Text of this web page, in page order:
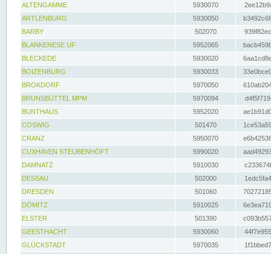
ALTENGAMME
5930070
ARTLENBURG
5930050
BARBY
502070
BLANKENESE UF
5952065
BLECKEDE
5930020
BOIZENBURG
5930033
BROKDORF
5970050
BRUNSBÜTTEL MPM
5970094
BUNTHAUS
5952020
COSWIG
501470
CRANZ
5950070
CUXHAVEN STEUBENHÖFT
5990020
DAMNATZ
5910030
DESSAU
502000
DRESDEN
501060
DÖMITZ
5910025
ELSTER
501390
GEESTHACHT
5930060
GLÜCKSTADT
5970035